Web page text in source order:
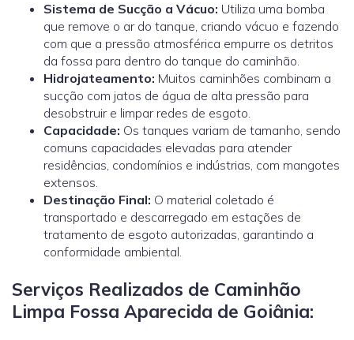
Sistema de Sucção a Vácuo: Utiliza uma bomba
que remove o ar do tanque, criando vácuo e fazendo
com que a pressão atmosférica empurre os detritos
da fossa para dentro do tanque do caminhão.
Hidrojateamento: Muitos caminhões combinam a
sucção com jatos de água de alta pressão para
desobstruir e limpar redes de esgoto.
Capacidade: Os tanques variam de tamanho, sendo
comuns capacidades elevadas para atender
residências, condomínios e indústrias, com mangotes
extensos.
Destinação Final: O material coletado é
transportado e descarregado em estações de
tratamento de esgoto autorizadas, garantindo a
conformidade ambiental.
Serviços Realizados de Caminhão
Limpa Fossa Aparecida de Goiânia: